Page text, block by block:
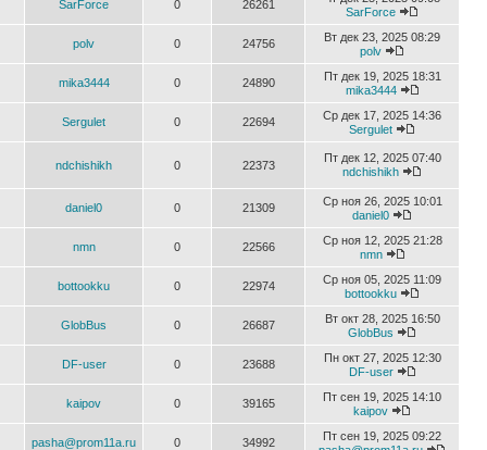
SarForce 0 26261
SarForce
polv 0 24756
Вт дек 23, 2025 08:29
polv
mika3444 0 24890
Пт дек 19, 2025 18:31
mika3444
Sergulet 0 22694
Ср дек 17, 2025 14:36
Sergulet
ndchishikh 0 22373
Пт дек 12, 2025 07:40
ndchishikh
daniel0 0 21309
Ср ноя 26, 2025 10:01
daniel0
nmn 0 22566
Ср ноя 12, 2025 21:28
nmn
bottookku 0 22974
Ср ноя 05, 2025 11:09
bottookku
GlobBus 0 26687
Вт окт 28, 2025 16:50
GlobBus
DF-user 0 23688
Пн окт 27, 2025 12:30
DF-user
kaipov 0 39165
Пт сен 19, 2025 14:10
kaipov
pasha@prom11a.ru 0 34992
Пт сен 19, 2025 09:22